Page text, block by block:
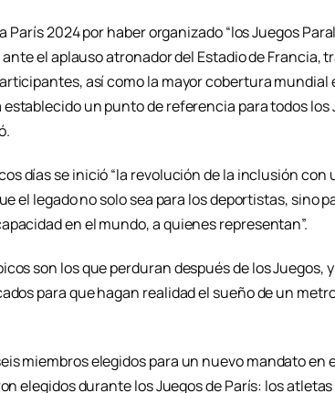
París 2024 por haber organizado “los Juegos
el aplauso atronador del Estadio de Francia,
así como la mayor cobertura mundial
un punto de referencia para todos los
días se inició “la revolución de la inclusión con
el legado no solo sea para los deportistas, sino
en el mundo, a quienes representan”.
son los que perduran después de los Juegos,
para que hagan realidad el sueño de un
miembros elegidos para un nuevo mandato en
elegidos durante los Juegos de París: los